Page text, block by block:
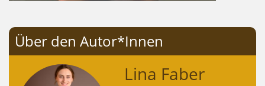
Über den Autor*Innen
Lina Faber